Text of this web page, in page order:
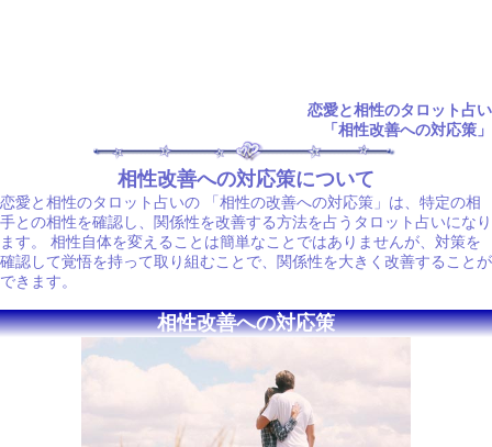
恋愛と相性のタロット占い
「相性改善への対応策」
相性改善への対応策について
恋愛と相性のタロット占いの 「相性の改善への対応策」は、特定の相
手との相性を確認し、関係性を改善する方法を占うタロット占いになり
ます。 相性自体を変えることは簡単なことではありませんが、対策を
確認して覚悟を持って取り組むことで、関係性を大きく改善することが
できます。
相性改善への対応策